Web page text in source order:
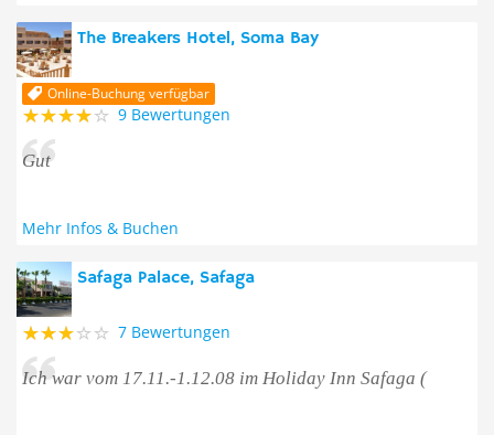
The Breakers Hotel, Soma Bay
Online-Buchung verfügbar
9 Bewertungen
Gut
Mehr Infos & Buchen
Safaga Palace, Safaga
7 Bewertungen
Ich war vom 17.11.-1.12.08 im Holiday Inn Safaga (